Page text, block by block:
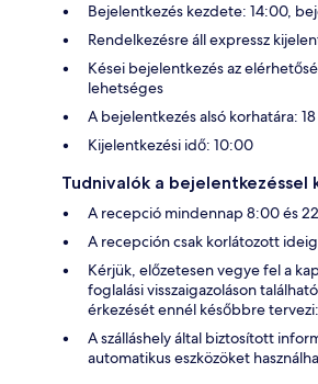
Bejelentkezés kezdete: 14:00,
Rendelkezésre áll expressz
Kései bejelentkezés az
lehetséges
A bejelentkezés alsó korhatára:
Kijelentkezési idő: 10:00
Tudnivalók a bejelentkezéssel
A recepció mindennap 8:00 és
A recepción csak korlátozott
Kérjük, előzetesen vegye fel a
foglalási visszaigazoláson
érkezését ennél későbbre
A szálláshely által biztosított
automatikus eszközöket